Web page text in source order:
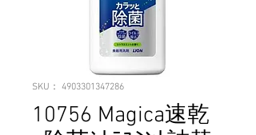
SKU： 4903301347286
10756 Magica速乾